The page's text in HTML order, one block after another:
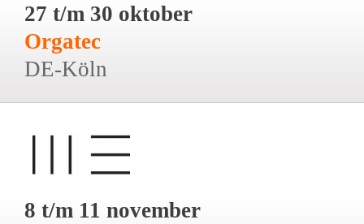
27 t/m 30 oktober
Orgatec
DE-Köln
8 t/m 11 november